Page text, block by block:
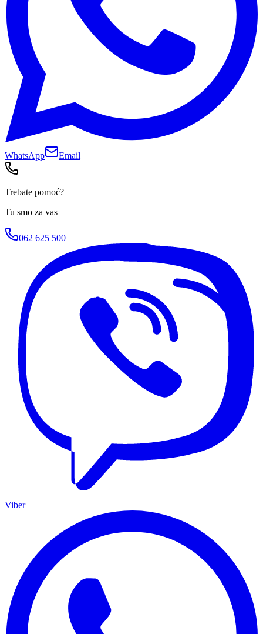
WhatsApp Email
Trebate pomoć?
Tu smo za vas
062 625 500
Viber